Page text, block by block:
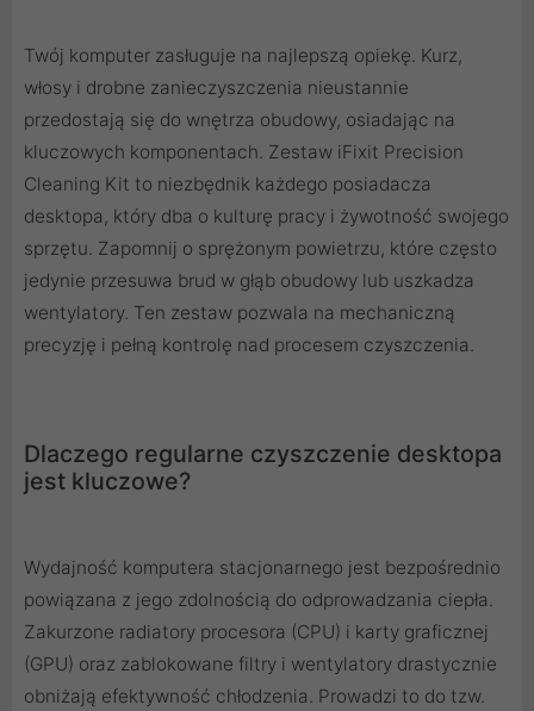
Twój komputer zasługuje na najlepszą opiekę. Kurz,
włosy i drobne zanieczyszczenia nieustannie
przedostają się do wnętrza obudowy, osiadając na
kluczowych komponentach. Zestaw iFixit Precision
Cleaning Kit to niezbędnik każdego posiadacza
desktopa, który dba o kulturę pracy i żywotność swojego
sprzętu. Zapomnij o sprężonym powietrzu, które często
jedynie przesuwa brud w głąb obudowy lub uszkadza
wentylatory. Ten zestaw pozwala na mechaniczną
precyzję i pełną kontrolę nad procesem czyszczenia.
Dlaczego regularne czyszczenie desktopa
jest kluczowe?
Wydajność komputera stacjonarnego jest bezpośrednio
powiązana z jego zdolnością do odprowadzania ciepła.
Zakurzone radiatory procesora (CPU) i karty graficznej
(GPU) oraz zablokowane filtry i wentylatory drastycznie
obniżają efektywność chłodzenia. Prowadzi to do tzw.